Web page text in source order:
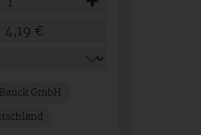
4,19 €
Bauck GmbH